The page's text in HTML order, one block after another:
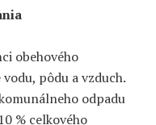
obehového
pôdu a vzduch.
odpadu
% celkového